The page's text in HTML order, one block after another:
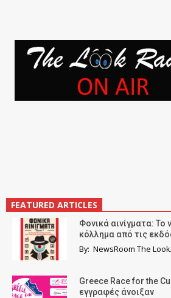
FEATURED ARTICLES
Φονικά αινίγματα: Το
κόλλημα από τις
By: NewsRoom The
Greece Race for the
εγγραφές άνοιξαν